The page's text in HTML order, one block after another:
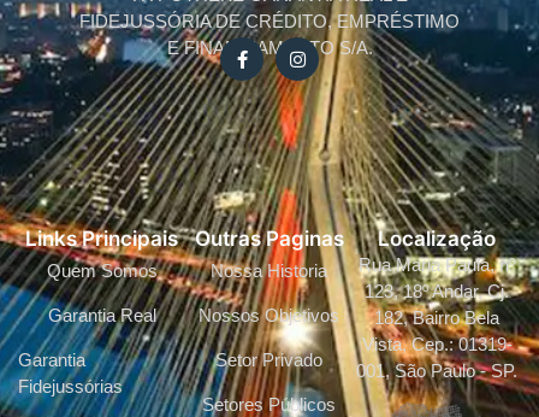
FIDEJUSSÓRIA DE CRÉDITO, EMPRÉSTIMO
E FINANCIAMENTO S/A.
Links Principais
Quem Somos
Garantia Real
Garantia
Fidejussórias
Outras Paginas
Nossa Historia
Nossos Objetivos
Setor Privado
Setores Públicos
Localização
Rua Maria Paula, nº
123, 18º Andar, Cj.
182, Bairro Bela
Vista, Cep.: 01319-
001, São Paulo - SP.